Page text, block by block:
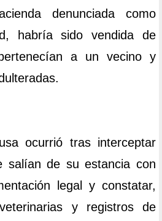
denunciada como
habría sido vendida de
a un vecino y
ocurrió tras interceptar
salían de su estancia con
legal y constatar,
y registros de